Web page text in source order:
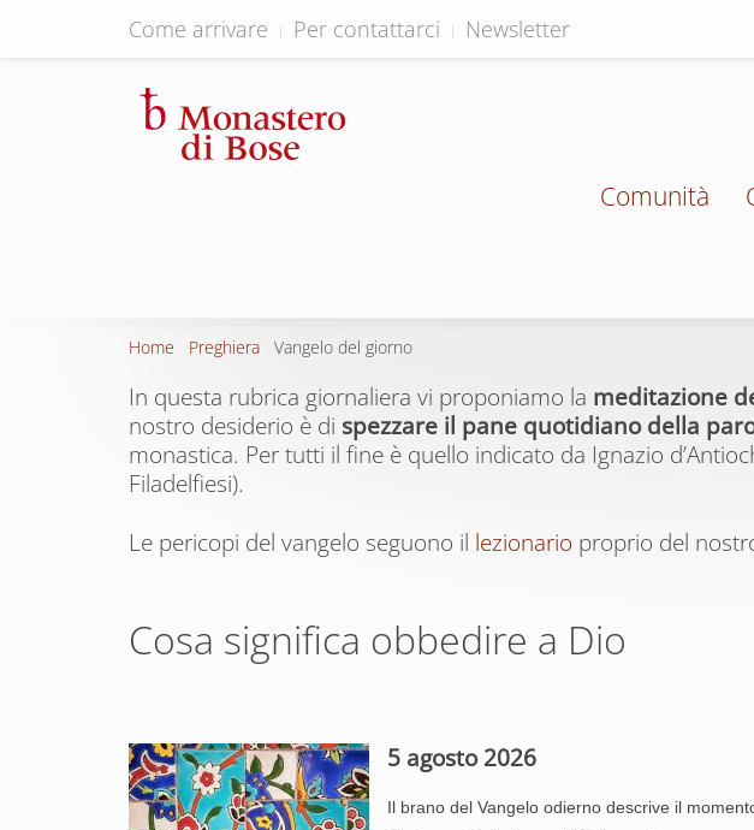
Come arrivare Per contattarci Newsletter
Comunità
Home Preghiera Vangelo del giorno
In questa rubrica giornaliera vi proponiamo la meditazione
nostro desiderio è di spezzare il pane quotidiano della
monastica. Per tutti il fine è quello indicato da Ignazio
Filadelfiesi).
Le pericopi del vangelo seguono il lezionario proprio del
Cosa significa obbedire a Dio
5 agosto 2026
Il brano del Vangelo odierno descrive il